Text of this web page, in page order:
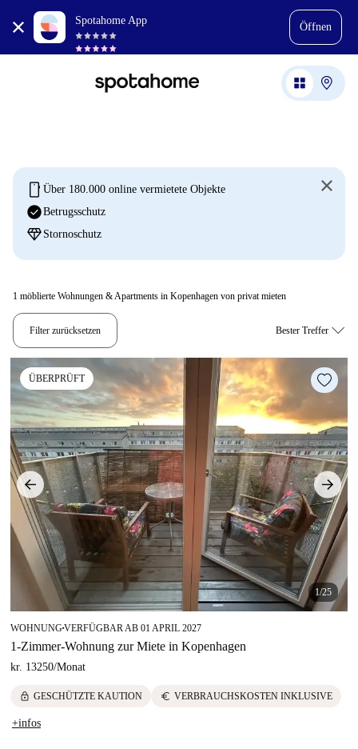
Spotahome App
Öffnen
mobile Über 180.000 online vermietete Objekte
check_circleBetrugsschutz
diamond Stornoschutz
1 möblierte Wohnungen & Apartments in Kopenhagen von privat mieten
Filter zurücksetzen
ÜBERPRÜFT
1/25
WOHNUNG■VERFÜGBAR AB 01 APRIL 2027
1-Zimmer-Wohnung zur Miete in Kopenhagen
kr. 13250/Monat
lock GESCHÜTZTE KAUTION euro VERBRAUCHSKOSTEN INKLUSIVE
+infos